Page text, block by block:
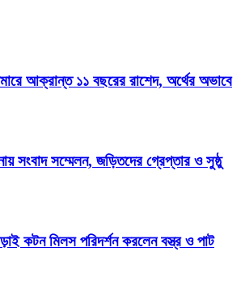
আক্রান্ত ১১ বছরের রাশেদ, অর্থের অভাবে
সংবাদ সম্মেলন, জড়িতদের গ্রেপ্তার ও সুষ্ঠু
কটন মিলস পরিদর্শন করলেন বস্ত্র ও পাট